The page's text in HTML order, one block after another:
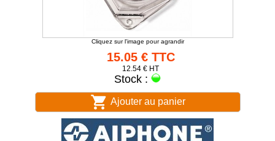
Cliquez sur l'image pour agrandir
15.05 € TTC
12.54 € HT
Stock :
Ajouter au panier